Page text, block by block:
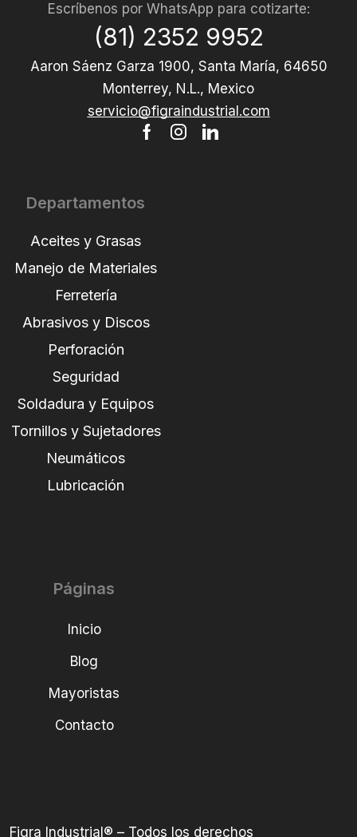
Escríbenos por WhatsApp para cotizarte:
(81) 2352 9952
Aaron Sáenz Garza 1900, Santa María, 64650
Monterrey, N.L., Mexico
servicio@figraindustrial.com
Departamentos
Aceites y Grasas
Manejo de Materiales
Ferretería
Abrasivos y Discos
Perforación
Seguridad
Soldadura y Equipos
Tornillos y Sujetadores
Neumáticos
Lubricación
Páginas
Inicio
Blog
Mayoristas
Contacto
Figra Industrial® – Todos los derechos